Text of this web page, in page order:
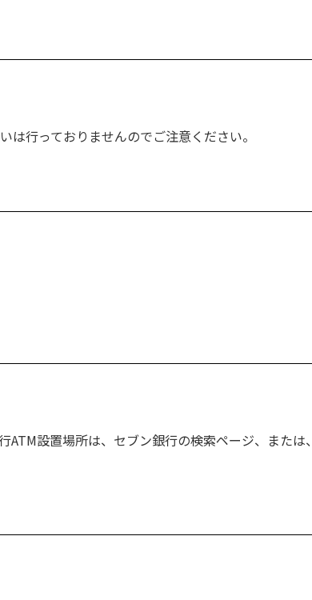
行っておりませんのでご注意ください。
ATM設置場所は、セブン銀行の検索ページ、また